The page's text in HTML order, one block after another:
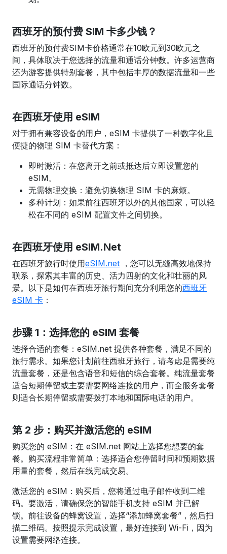
西班牙的预付费 SIM 卡多少钱？
西班牙的预付费SIM卡价格通常在10欧元到30欧元之
间，具体取决于您选择的流量和通话分钟数。许多运营商
还为游客提供特别套餐，其中包括丰厚的数据流量和一些
国际通话分钟数。
在西班牙使用 eSIM
对于拥有兼容设备的用户，eSIM 卡提供了一种数字化且
便捷的物理 SIM 卡替代方案：
即时激活：在您离开之前或抵达后立即设置您的
eSIM。
无需物理交换：避免切换物理 SIM 卡的麻烦。
多种计划：如果前往西班牙以外的其他国家，可以轻
松在不同的 eSIM 配置文件之间切换。
在西班牙使用 eSIM.Net
在西班牙旅行时使用eSIM.net ，您可以无缝高效地保持
联系，探索其丰富的历史、活力四射的文化和壮丽的风
景。以下是如何在西班牙旅行期间充分利用您的西班牙
eSIM 卡 ：
步骤 1：选择您的 eSIM 套餐
选择合适的套餐：eSIM.net 提供各种套餐，满足不同的
旅行需求。如果您计划前往西班牙旅行，请考虑是需要纯
流量套餐，还是包含语音和短信的综合套餐。纯流量套餐
适合短期停留或主要需要网络连接的用户，而全服务套餐
则适合长期停留或需要拨打本地和国际电话的用户。
第 2 步：购买并激活您的 eSIM
购买您的 eSIM：在 eSIM.net 网站上选择您想要的套
餐。购买流程非常简单：选择适合您停留时间和预期数据
用量的套餐，然后在线完成交易。
激活您的 eSIM：购买后，您将通过电子邮件收到二维
码。要激活，请确保您的智能手机支持 eSIM 并已解
锁。前往设备的蜂窝设置，选择“添加蜂窝套餐”，然后扫
描二维码。按照提示完成设置，最好连接到 Wi-Fi，因为
设置需要网络连接。